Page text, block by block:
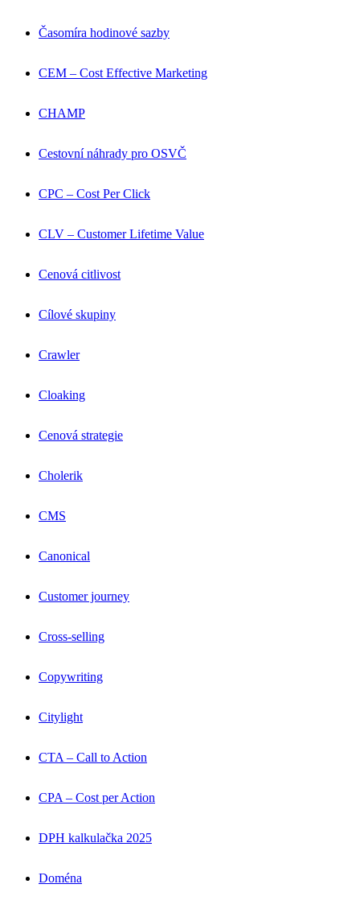
Časomíra hodinové sazby
CEM – Cost Effective Marketing
CHAMP
Cestovní náhrady pro OSVČ
CPC – Cost Per Click
CLV – Customer Lifetime Value
Cenová citlivost
Cílové skupiny
Crawler
Cloaking
Cenová strategie
Cholerik
CMS
Canonical
Customer journey
Cross-selling
Copywriting
Citylight
CTA – Call to Action
CPA – Cost per Action
DPH kalkulačka 2025
Doména